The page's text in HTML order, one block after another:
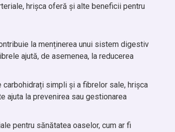
hrișca oferă și alte beneficii pentru
la menținerea unui sistem digestiv
ajută, de asemenea, la reducerea
simpli și a fibrelor sale, hrișca
ajuta la prevenirea sau gestionarea
pentru sănătatea oaselor, cum ar fi